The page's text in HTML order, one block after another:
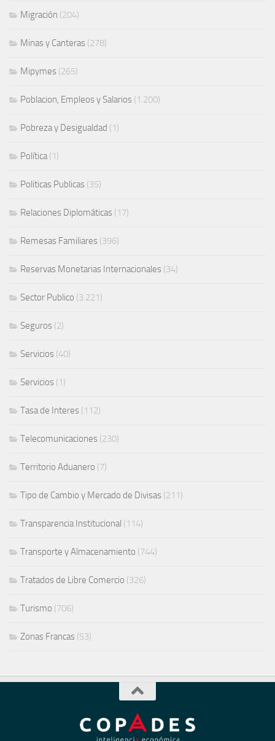
Migración (204)
Minas y Canteras (278)
Mipymes (265)
Poblacion, Empleos y Salarios (1.200)
Pobreza y Desigualdad (1)
Política(1)
Politicas Publicas (35)
Relaciones Diplomáticas (17)
Remesas Familiares (396)
Reservas Monetarias Internacionales (34)
Sector Publico (3.221)
Seguros (2)
Servicios (40)
Servicios (1)
Tasa de Interes (112)
Telecomunicaciones (230)
Territorio Aduanero (7)
Tipo de Cambio y Mercado de Divisas (211)
Transparencia Institucional (114)
Transporte y Almacenamiento (744)
Tratados de Libre Comercio (326)
Turismo (706)
Zonas Francas (53)